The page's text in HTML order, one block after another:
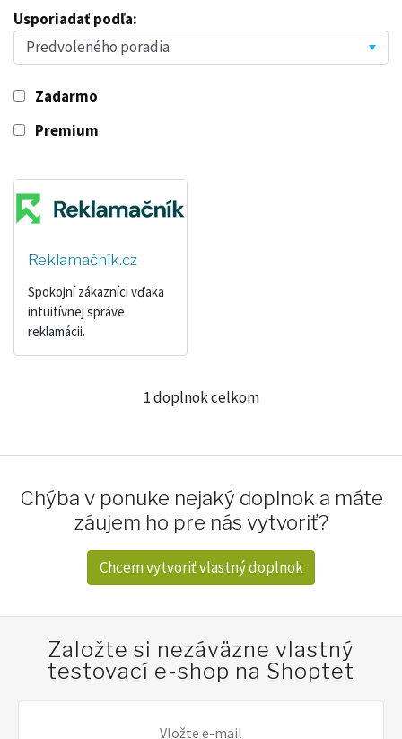
Usporiadať podľa:
Zadarmo
Premium
Reklamačník.cz
Spokojní zákazníci vďaka
intuitívnej správe
reklamácii.
1 doplnok celkom
Chýba v ponuke nejaký doplnok a máte
záujem ho pre nás vytvoriť?
Chcem vytvoriť vlastný doplnok
Založte si nezáväzne vlastný
testovací e-shop na Shoptet